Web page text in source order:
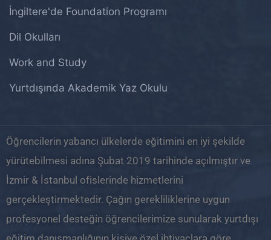
İngiltere'de Foundation Programı
Dil Okulları
Work and Study
Yurtdışında Akademik Yaz Okulu
Öğrencilerin yabancı ülkelerde eğitimini en iyi şekilde
yürütebilmesi adına Şubat 2019 tarihinde açılmıştır ve
İzmir & İstanbul ofislerinde hizmetlerini
gerçekleştirmektedir. Çağın gerekliliklerine uygun
profesyonel desteğin öğrencilerimize sunularak yurtdışı